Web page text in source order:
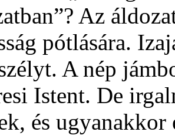
Az
pótlására.
A nép
Istent. De
és ugyanakkor